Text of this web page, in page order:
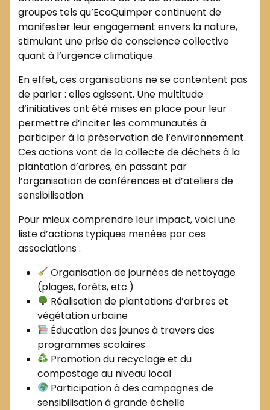
groupes tels qu’EcoQuimper continuent de
manifester leur engagement envers la nature,
stimulant une prise de conscience collective
quant à l’urgence climatique.
En effet, ces organisations ne se contentent pas
de parler : elles agissent. Une multitude
d’initiatives ont été mises en place pour leur
permettre d’inciter les communautés à
participer à la préservation de l’environnement.
Ces actions vont de la collecte de déchets à la
plantation d’arbres, en passant par
l’organisation de conférences et d’ateliers de
sensibilisation.
Pour mieux comprendre leur impact, voici une
liste d’actions typiques menées par ces
associations :
Organisation de journées de nettoyage
(plages, forêts, etc.)
Réalisation de plantations d’arbres et
végétation urbaine
Éducation des jeunes à travers des
programmes scolaires
Promotion du recyclage et du
compostage au niveau local
Participation à des campagnes de
sensibilisation à grande échelle